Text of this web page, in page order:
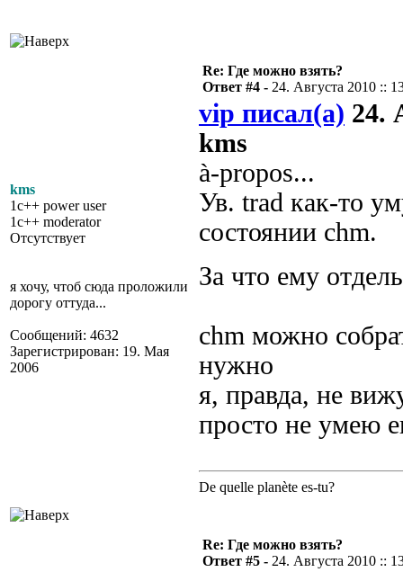
kms
1c++ power user
1c++ moderator
Отсутствует
я хочу, чтоб сюда проложили
дорогу оттуда...
Сообщений: 4632
Зарегистрирован: 19. Мая
2006
Re: Где можно взять?
Ответ #4 - 24. Августа 2010 ::
vip писал(а) 24.
kms
à-propos...
Ув. trad как-то
состоянии chm.
За что ему
chm можно
нужно
я, правда, не
просто не умею
De quelle planète es-tu?
Re: Где можно взять?
Ответ #5 - 24. Августа 2010 ::